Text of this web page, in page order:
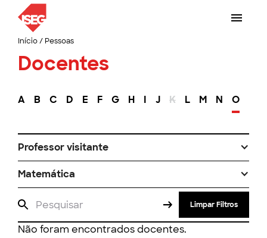
Início/ Pessoas
Docentes
A B C D E F G H I J K L M N O
Professor visitante
Matemática
Limpar Filtros
Não foram encontrados docentes.